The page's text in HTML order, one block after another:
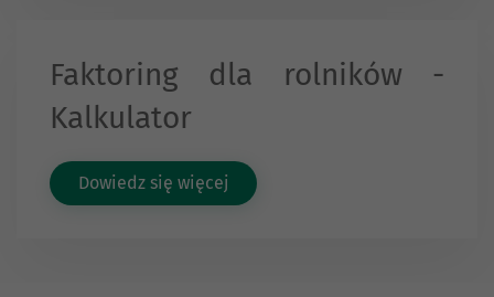
Faktoring dla rolników -
Kalkulator
Dowiedz się więcej